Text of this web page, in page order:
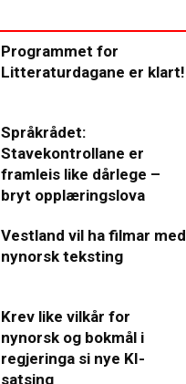
Programmet for
Litteraturdagane er klart!
Språkrådet:
Stavekontrollane er
framleis like dårlege –
bryt opplæringslova
Vestland vil ha filmar med
nynorsk teksting
Krev like vilkår for
nynorsk og bokmål i
regjeringa si nye KI-
satsing